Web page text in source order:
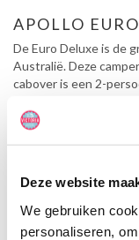
Deze website
We gebruiken
personaliseren,
APOLLO
De Euro Deluxe is de
Australië. Deze
cabover is een 2-
camper kunnen
geplaatst. Je zult